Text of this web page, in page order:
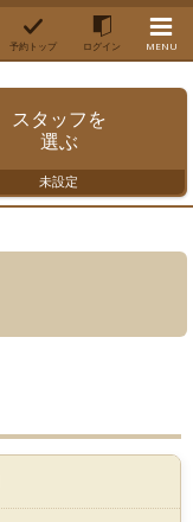
予約トップ ログイン MENU
スタッフを
選ぶ
未設定